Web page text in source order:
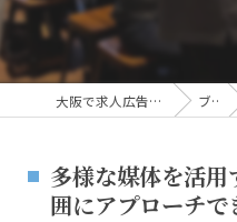
大阪で求人広告なら株式会社AOA ブログ
多様な媒体を活
囲にアプローチ